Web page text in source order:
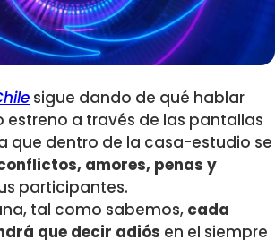
sigue dando de qué hablar
estreno a través de las pantallas
que dentro de la casa-estudio se
amores, penas y
participantes.
tal como sabemos, cada
que decir adiós en el siempre